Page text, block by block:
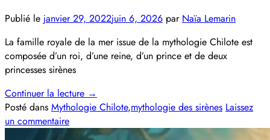
Publié le janvier 29, 2022juin 6, 2026 par Naïa Lemarin
La famille royale de la mer issue de la mythologie Chilote est
composée d’un roi, d’une reine, d’un prince et de deux
princesses sirènes
Continuer la lecture →
Posté dans Mythologie Chilote,mythologie des sirènes Laissez
un commentaire